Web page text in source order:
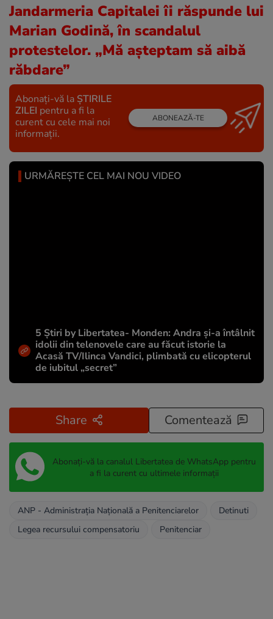
Jandarmeria Capitalei îi răspunde lui
Marian Godină, în scandalul
protestelor. „Mă așteptam să aibă
răbdare”
Abonați-vă la ȘTIRILE
ZILEI pentru a fi la
curent cu cele mai noi
informații.
ABONEAZĂ-TE
URMĂREȘTE CEL MAI NOU VIDEO
5 Știri by Libertatea- Monden: Andra și-a întâlnit
idolii din telenovele care au făcut istorie la
Acasă TV/Ilinca Vandici, plimbată cu elicopterul
de iubitul „secret”
Share Comentează
Abonați-vă la canalul Libertatea de WhatsApp pentru
a fi la curent cu ultimele informații
ANP - Administrația Națională a Penitenciarelor
Detinuti
Legea recursului compensatoriu
Penitenciar